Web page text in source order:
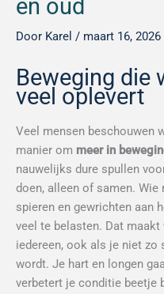
en oud
Door Karel / maart 16, 2026
Beweging die
veel oplevert
Veel mensen beschouwen
manier om meer in
nauwelijks dure spullen
doen, alleen of samen.
spieren en gewrichten aan
veel te belasten. Dat
iedereen, ook als je niet
wordt. Je hart en longen
verbetert je conditie beetje